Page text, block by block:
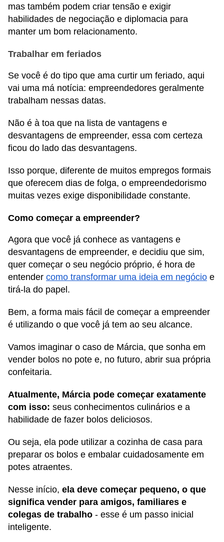
mas também podem criar tensão e exigir
habilidades de negociação e diplomacia para
manter um bom relacionamento.
Trabalhar em feriados
Se você é do tipo que ama curtir um feriado, aqui
vai uma má notícia: empreendedores geralmente
trabalham nessas datas.
Não é à toa que na lista de vantagens e
desvantagens de empreender, essa com certeza
ficou do lado das desvantagens.
Isso porque, diferente de muitos empregos formais
que oferecem dias de folga, o empreendedorismo
muitas vezes exige disponibilidade constante.
Como começar a empreender?
Agora que você já conhece as vantagens e
desvantagens de empreender, e decidiu que sim,
quer começar o seu negócio próprio, é hora de
entender como transformar uma ideia em negócio e
tirá-la do papel.
Bem, a forma mais fácil de começar a empreender
é utilizando o que você já tem ao seu alcance.
Vamos imaginar o caso de Márcia, que sonha em
vender bolos no pote e, no futuro, abrir sua própria
confeitaria.
Atualmente, Márcia pode começar exatamente
com isso: seus conhecimentos culinários e a
habilidade de fazer bolos deliciosos.
Ou seja, ela pode utilizar a cozinha de casa para
preparar os bolos e embalar cuidadosamente em
potes atraentes.
Nesse início, ela deve começar pequeno, o que
significa vender para amigos, familiares e
colegas de trabalho - esse é um passo inicial
inteligente.